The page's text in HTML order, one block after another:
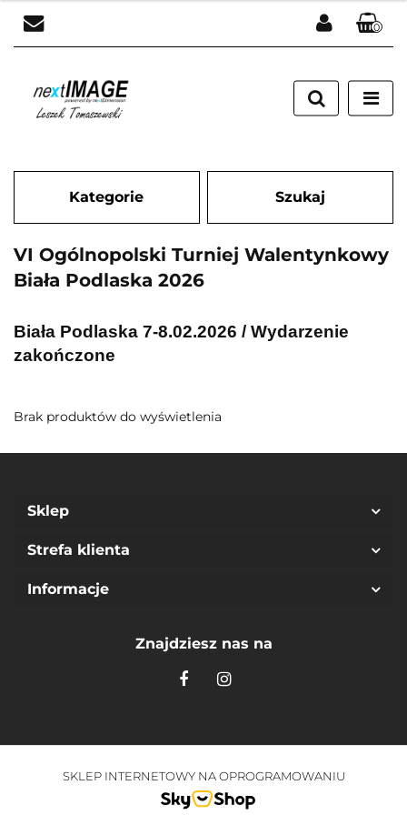
Załóż konto
0
Kategorie Szukaj
VI Ogólnopolski Turniej Walentynkowy
Biała Podlaska 2026
Biała Podlaska 7-8.02.2026 / Wydarzenie
zakończone
Brak produktów do wyświetlenia
Sklep
Strefa klienta
Informacje
Znajdziesz nas na
SKLEP INTERNETOWY NA OPROGRAMOWANIU